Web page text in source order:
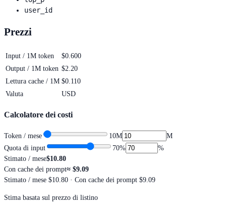
user_id
Prezzi
Input / 1M token
$0.600
Output / 1M token $2.20
Lettura cache / 1M $0.110
Valuta
USD
Calcolatore dei costi
Token / mese 10M
M
Quota di input
70%
%
Stimato / mese$10.80
Con cache dei prompt≈ $9.09
Stimato / mese $10.80 · Con cache dei prompt $9.09
Stima basata sul prezzo di listino